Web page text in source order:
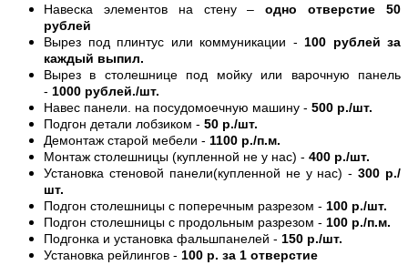
Навеска элементов на стену –одно отверстие 50
рублей
Вырез под плинтус или коммуникации - 100 рублей за
каждый выпил.
Вырез в столешнице под мойку или варочную панель
- 1000 рублей./шт.
Навес панели. на посудомоечную машину - 500 р./шт.
Подгон детали лобзиком - 50 р./шт.
Демонтаж старой мебели - 1100 р./п.м.
Монтаж столешницы (купленной не у нас) - 400 р./шт.
Установка стеновой панели(купленной не у нас) -300 р./
шт.
Подгон столешницы с поперечным разрезом - 100 р./шт.
Подгон столешницы с продольным разрезом - 100 р./п.м.
Подгонка и установка фальшпанелей - 150 р./шт.
Установка рейлингов - 100 р. за 1 отверстие